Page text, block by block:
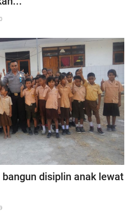
bangun disiplin anak lewat